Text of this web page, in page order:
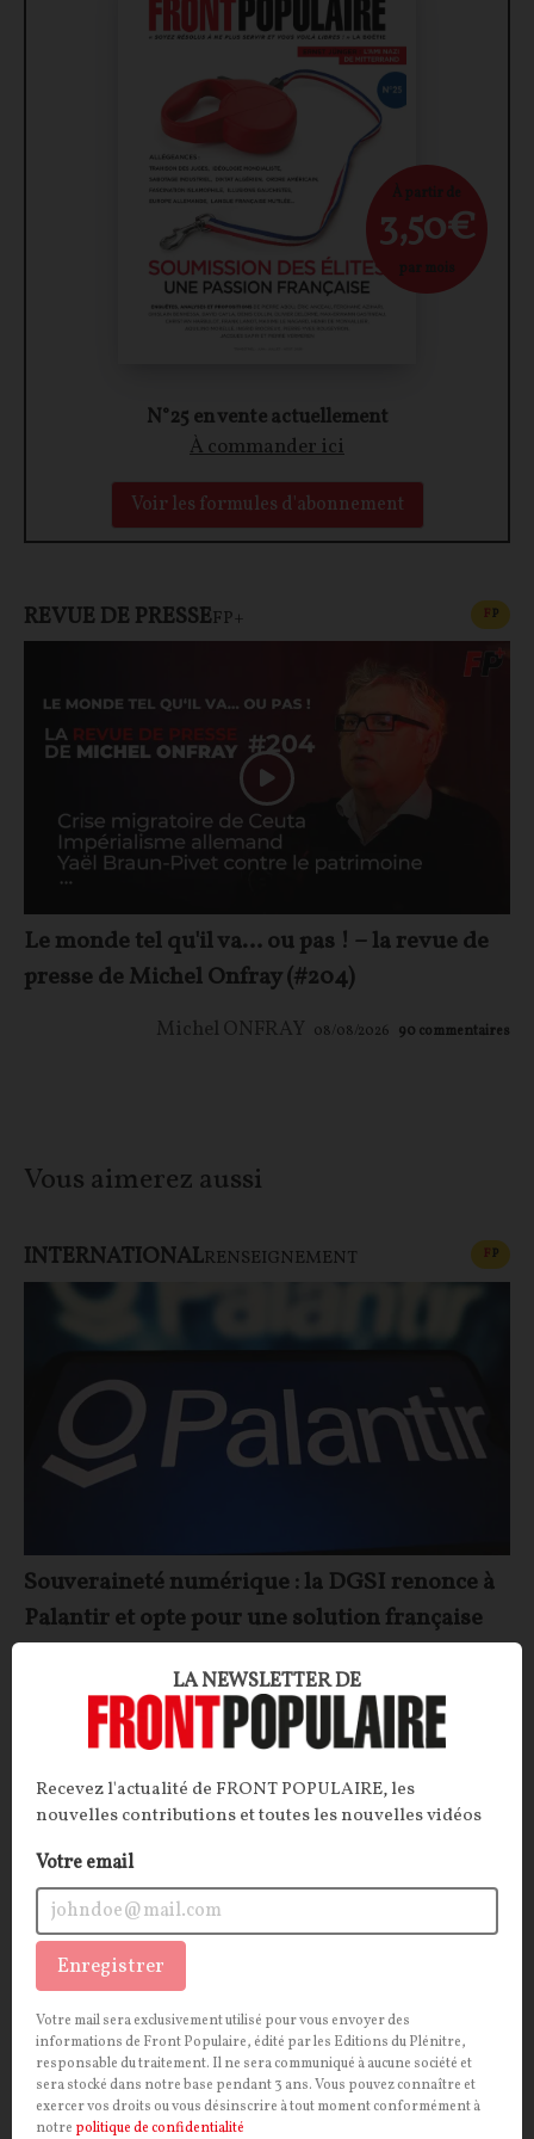
N°25 en vente actuellement
À commander ici
Voir les formules d'abonnement
À partir de
3,50€
par mois
REVUE DE PRESSEFP+ FP
Le monde tel qu'il va… ou pas ! – la revue de
presse de Michel Onfray (#204)
Michel ONFRAY 08/08/2026 90 commentaires
Vous aimerez aussi
INTERNATIONALRENSEIGNEMENT FP
Souveraineté numérique : la DGSI renonce à
Palantir et opte pour une solution française
Après dix ans de dépendance au géant
américain Palantir, la DGSI s'en sépare enfin au profit
de la solution tricolore ChapsVision. Un revirement
matière de souveraineté stratégique.
INTERNATIONALUNION EUROPÉENNE
LA NEWSLETTER DE
Recevez l'actualité de FRONT POPULAIRE, les
nouvelles contributions et toutes les nouvelles vidéos
Votre email
Enregistrer
Votre mail sera exclusivement utilisé pour vous envoyer des
informations de Front Populaire, édité par les Editions du Plénitre,
responsable du traitement. Il ne sera communiqué à aucune société et
sera stocké dans notre base pendant 3 ans. Vous pouvez connaître et
exercer vos droits ou vous désinscrire à tout moment conformément à
notre politique de confidentialité